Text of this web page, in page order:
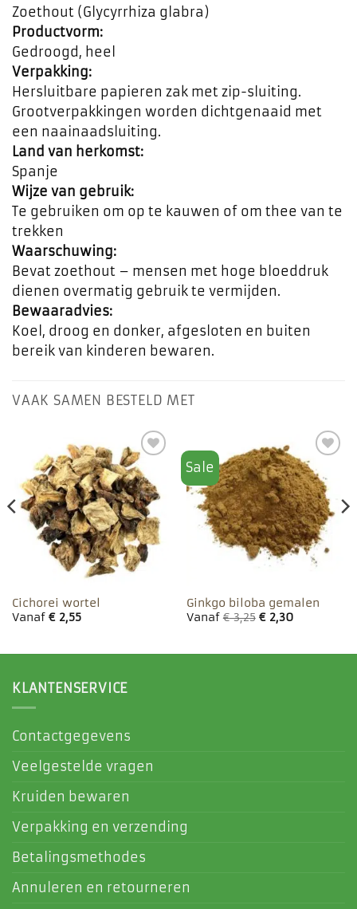
Zoethout (Glycyrrhiza glabra)
Productvorm:
Gedroogd, heel
Verpakking:
Hersluitbare papieren zak met zip-sluiting.
Grootverpakkingen worden dichtgenaaid met
een naainaadsluiting.
Land van herkomst:
Spanje
Wijze van gebruik:
Te gebruiken om op te kauwen of om thee van te
trekken
Waarschuwing:
Bevat zoethout – mensen met hoge bloeddruk
dienen overmatig gebruik te vermijden.
Bewaaradvies:
Koel, droog en donker, afgesloten en buiten
bereik van kinderen bewaren.
VAAK SAMEN BESTELD MET
Toevoegen
aan
favorieten
Cichorei wortel
Vanaf €2,55
Sale
Toevoegen
aan
favorieten
Ginkgo biloba gemalen
Vanaf€3,25 €2,30
KLANTENSERVICE
Contactgegevens
Veelgestelde vragen
Kruiden bewaren
Verpakking en verzending
Betalingsmethodes
Annuleren en retourneren